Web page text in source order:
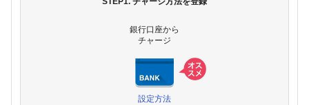
銀行口座から
チャージ
設定方法